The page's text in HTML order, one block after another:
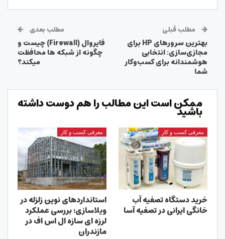
مطلب قبلی
بهترین سرورهای HP برای
مجازی‌سازی: انتخابی
هوشمندانه برای کسب‌وکار
شما
مطلب بعدی
فایروال (Firewall) چیست و
چگونه از شبکه ها محافظت
میکند؟
ممکن است این مطالب را هم دوست داشته
باشید
معرفی کسب و کار
خرید دستگاه تصفیه آب
خانگی ایرانی در تصفیه آسا
معرفی کسب و کار
استانداردهای نوین زلزله در
ویلاسازی؛ بررسی عملکرد
لرزه ای سازه ال اس اف در
مازندران